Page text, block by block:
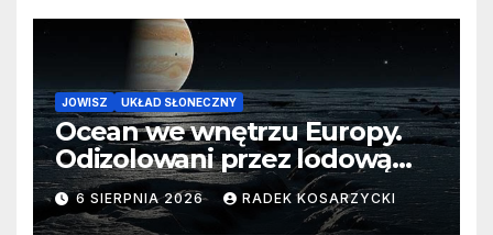
JOWISZ UKŁAD SŁONECZNY
Ocean we wnętrzu Europy.
Odizolowani przez lodową
barierę
6 SIERPNIA 2026 RADEK KOSARZYCKI